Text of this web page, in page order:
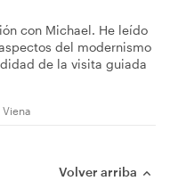
con Michael. He leído
del modernismo
de la visita guiada
Volver arriba